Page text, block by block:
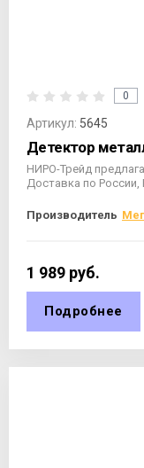
0
Артикул: 5645
Детектор
НИРО-Трейд
Доставка по России,
Производитель
1 989 руб.
Подробнее